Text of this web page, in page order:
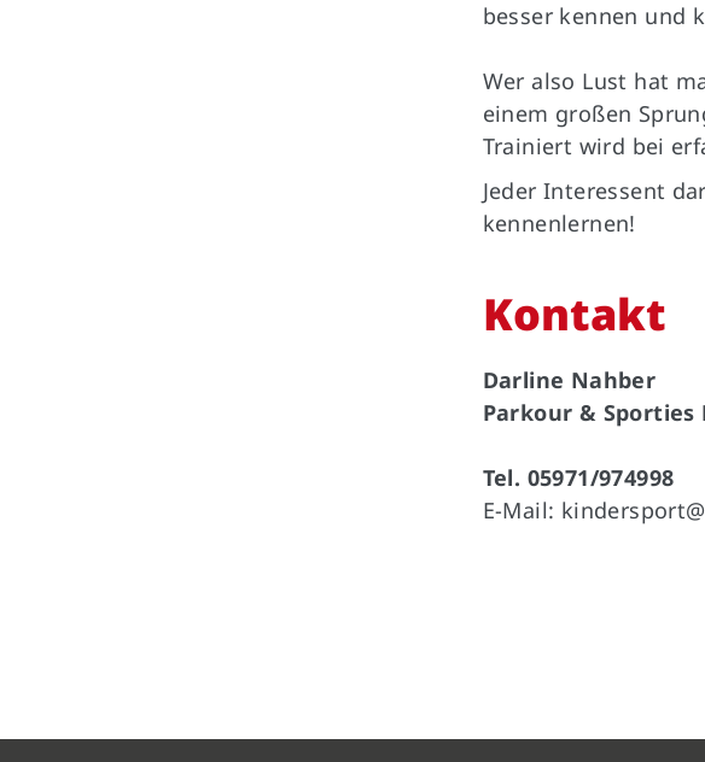
besser kennen und
Wer also Lust hat
einem großen
Trainiert wird bei
Jeder Interessent
kennenlernen!
Kontakt
Darline Nahber
Parkour & Sporties
Tel. 05971/974998
E-Mail: